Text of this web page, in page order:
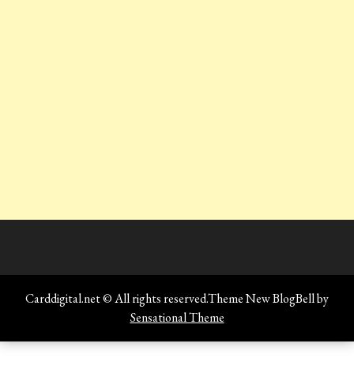
Carddigital.net © All rights reserved.Theme New BlogBell by
Sensational Theme